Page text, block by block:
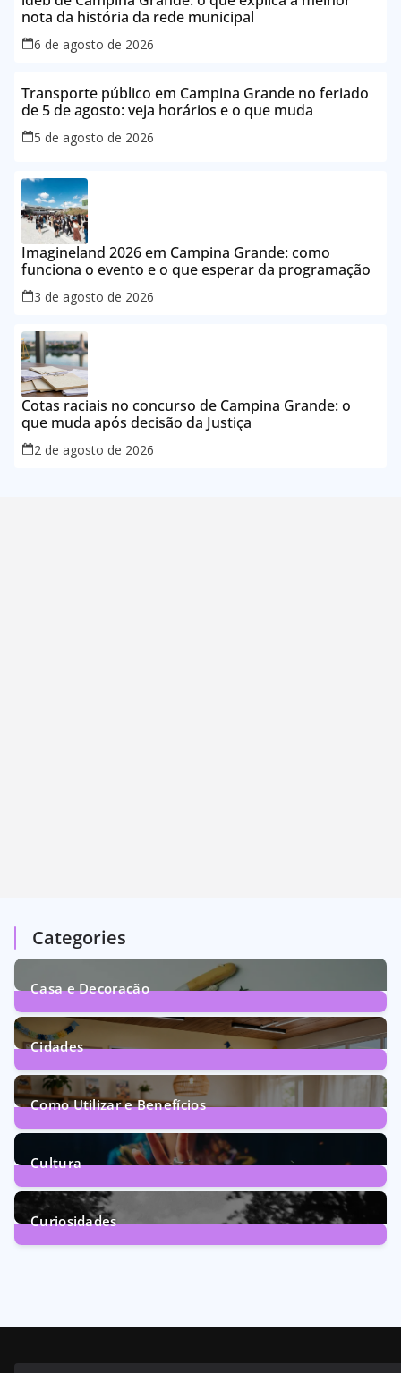
nota da história da rede municipal
6 de agosto de 2026
Transporte público em Campina Grande no feriado
de 5 de agosto: veja horários e o que muda
5 de agosto de 2026
Imagineland 2026 em Campina Grande: como
funciona o evento e o que esperar da programação
3 de agosto de 2026
Cotas raciais no concurso de Campina Grande: o
que muda após decisão da Justiça
2 de agosto de 2026
Categories
Casa e Decoração
1Post
Cidades
71Posts
Como Utilizar e Benefícios
160Posts
Cultura
246Posts
Curiosidades